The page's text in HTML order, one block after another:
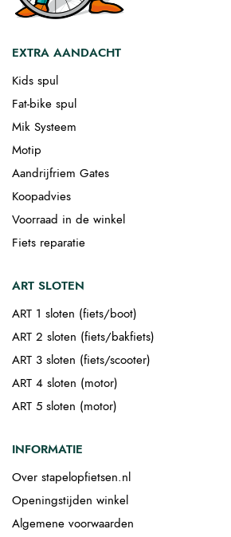
EXTRA AANDACHT
Kids spul
Fat-bike spul
Mik Systeem
Motip
Aandrijfriem Gates
Koopadvies
Voorraad in de winkel
Fiets reparatie
ART SLOTEN
ART 1 sloten (fiets/boot)
ART 2 sloten (fiets/bakfiets)
ART 3 sloten (fiets/scooter)
ART 4 sloten (motor)
ART 5 sloten (motor)
INFORMATIE
Over stapelopfietsen.nl
Openingstijden winkel
Algemene voorwaarden